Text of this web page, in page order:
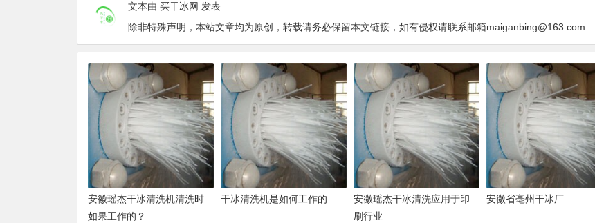
文本由 买干冰网 发表
除非特殊声明，本站文章均为原创，转载请务必保留本文链接，如有侵权请联系邮箱maiganbing@163.com
安徽瑶杰干冰清洗机清洗时
如果工作的？
干冰清洗机是如何工作的
安徽瑶杰干冰清洗应用于印
刷行业
安徽省亳州干冰厂